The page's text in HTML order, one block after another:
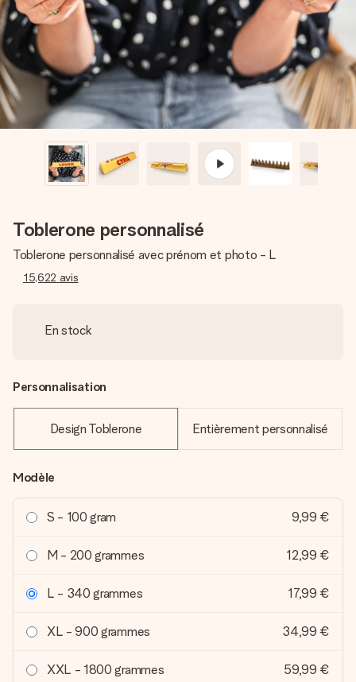
Créez quelque chose d’unique en quelques étapes – avec
son prénom, votre photo ou un message qui touche le cœur.
Sans complications, juste tout l’amour pour le moment idéal.
Toblerone personnalisé
Toblerone personnalisé avec prénom et photo - L
15,622 avis
En stock
Personnalisation
Design Toblerone Entièrement personnalisé
Modèle
S - 100 gram 9,99 €
M - 200 grammes 12,99 €
L - 340 grammes 17,99 €
XL - 900 grammes 34,99 €
XXL - 1800 grammes 59,99 €